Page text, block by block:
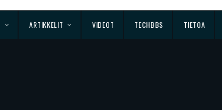
ARTIKKELIT VIDEOT TECHBBS TIETOA